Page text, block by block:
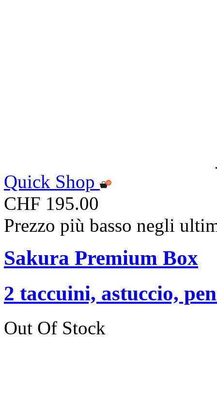
Quick Shop
CHF 195.00
Prezzo più basso negli
Sakura Premium Box
2 taccuini, astuccio,
Out Of Stock